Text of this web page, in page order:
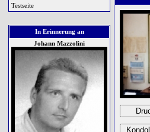
Testseite
In Erinnerung an
Johann Mazzolini